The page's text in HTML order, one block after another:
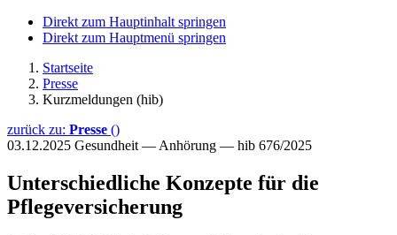
Direkt zum Hauptinhalt springen
Direkt zum Hauptmenü springen
Startseite
Presse
Kurzmeldungen (hib)
zurück zu: Presse ()
03.12.2025 Gesundheit — Anhörung — hib 676/2025
Unterschiedliche Konzepte für die
Pflegeversicherung